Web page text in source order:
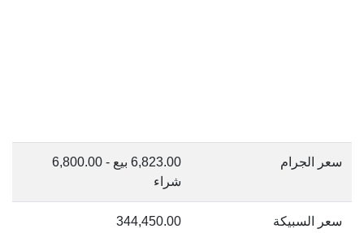
سعر الجرام
6,823.00 بيع - 6,800.00
شراء
سعر السبيكة 344,450.00